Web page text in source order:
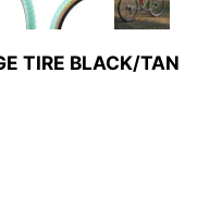
TIRE BLACK/TAN